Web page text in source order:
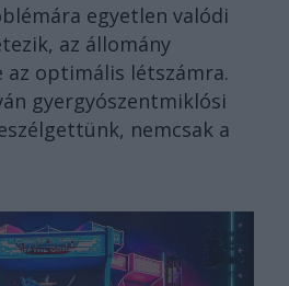
egyetlen valódi
az állomány
az optimális létszámra.
gyergyószentmiklósi
nemcsak a